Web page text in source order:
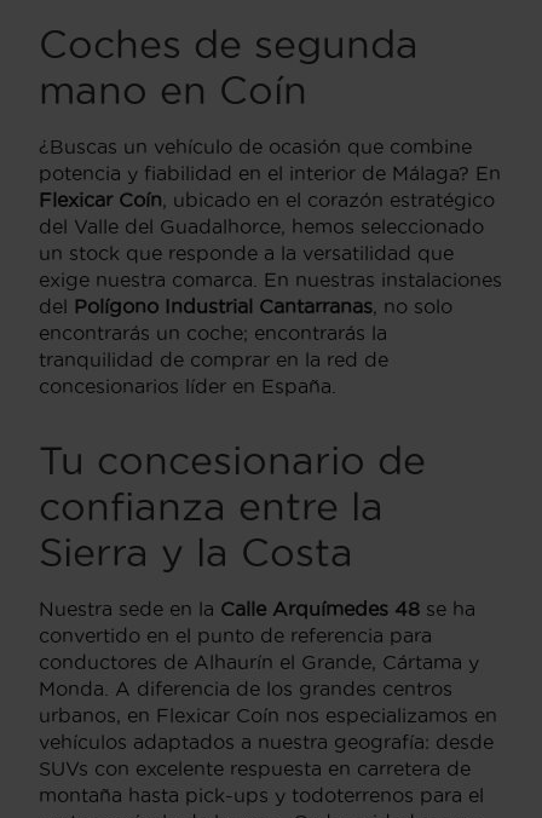
Coches de segunda
mano en Coín
¿Buscas un vehículo de ocasión que combine
potencia y fiabilidad en el interior de Málaga? En
Flexicar Coín , ubicado en el corazón estratégico
del Valle del Guadalhorce, hemos seleccionado
un stock que responde a la versatilidad que
exige nuestra comarca. En nuestras instalaciones
del Polígono Industrial Cantarranas , no solo
encontrarás un coche; encontrarás la
tranquilidad de comprar en la red de
concesionarios líder en España.
Tu concesionario de
confianza entre la
Sierra y la Costa
Nuestra sede en la Calle Arquímedes 48 se ha
convertido en el punto de referencia para
conductores de Alhaurín el Grande, Cártama y
Monda. A diferencia de los grandes centros
urbanos, en Flexicar Coín nos especializamos en
vehículos adaptados a nuestra geografía: desde
SUVs con excelente respuesta en carretera de
montaña hasta pick-ups y todoterrenos para el